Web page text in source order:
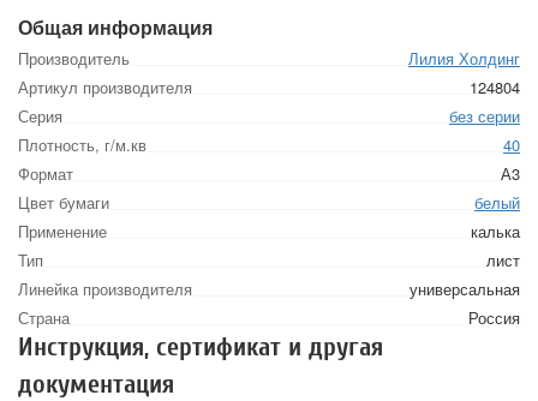
Общая информация
Производитель
Лилия Холдинг
Артикул производителя
124804
Серия
без серии
Плотность, г/м.кв
40
Формат
А3
Цвет бумаги
белый
Применение
калька
Тип
лист
Линейка производителя
универсальная
Страна
Россия
Инструкция, сертификат и другая
документация